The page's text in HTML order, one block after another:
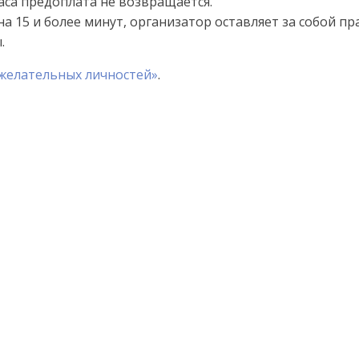
15 и более минут, организатор оставляет за собой
личностей».